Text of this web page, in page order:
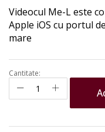
Videocul Me-L este
Apple iOS cu portul
mare
Cantitate: